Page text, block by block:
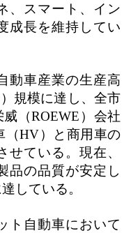
、スマート、イン
成長を維持してい
動車産業の生産高
規模に達し、全市
（ROEWE）会社
（HV）と商用車の
せている。現在、
品の品質が安定し
している。
ト自動車において